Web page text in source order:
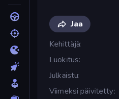
Jaa
Kehittäjä
Luokitus
Julkaistu
Viimeksi päivitetty